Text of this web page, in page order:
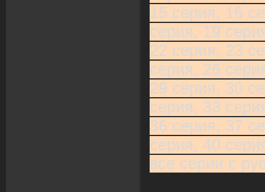
15 серия, 16
серия, 19
22 серия, 23
серия, 26
29 серия, 30
серия, 33
36 серия, 37
серия, 40
все серии с